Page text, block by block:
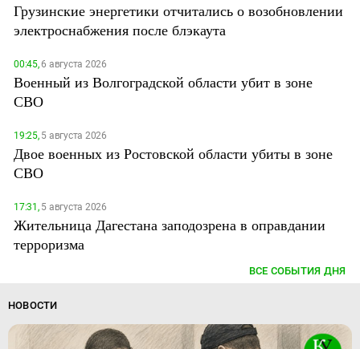
Грузинские энергетики отчитались о возобновлении
электроснабжения после блэкаута
00:45,6 августа 2026
Военный из Волгоградской области убит в зоне
СВО
19:25,5 августа 2026
Двое военных из Ростовской области убиты в зоне
СВО
17:31,5 августа 2026
Жительница Дагестана заподозрена в оправдании
терроризма
ВСЕ СОБЫТИЯ ДНЯ
НОВОСТИ